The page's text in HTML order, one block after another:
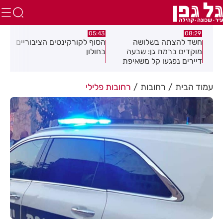
08:29
חשד להצתה בשלושה
מוקדים ברמת גן: שבעה
דיירים נפגעו קל משאיפת
05:43
הסוף לקורקינטים הציבוריים
בחולון
עמוד הבית רחובות רחובות פלילי